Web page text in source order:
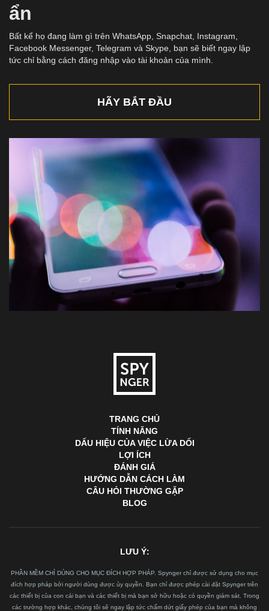
ẩn
Bất kể họ đang làm gì trên WhatsApp, Snapchat, Instagram,
Facebook Messenger, Telegram và Skype, bạn sẽ biết ngay lập
tức chỉ bằng cách đăng nhập vào tài khoản của mình.
HÃY BẮT ĐẦU
TRANG CHỦ
TÍNH NĂNG
DẤU HIỆU CỦA VIỆC LỪA DỐI
LỢI ÍCH
ĐÁNH GIÁ
HƯỚNG DẪN CÁCH LÀM
CÂU HỎI THƯỜNG GẶP
BLOG
LƯU Ý:
PHẦN MỀM CHỈ DÙNG CHO MỤC ĐÍCH HỢP PHÁP. Spynger chỉ được sử dụng cho mục
đích hợp pháp bởi người dùng được ủy quyền. Bạn chỉ được phép cài đặt Spynger trên
các thiết bị của con cái bạn và các thiết bị mà bạn sở hữu hoặc có quyền giám sát. Trong
các trường hợp khác, chúng tôi sẽ ngay lập tức chấm dứt giấy phép của bạn mà không